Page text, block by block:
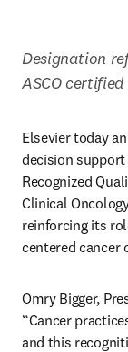
Designation
ASCO
Elsevier today
decision support
Recognized
Clinical
reinforcing its
centered cancer
Omry Bigger,
“Cancer
and this